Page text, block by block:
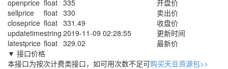
openprice float 335
开盘价
sellprice
float 330
卖出价
closeprice float 331.49
收盘价
updatetimestring 2019-11-09 02:28:55
更新时间
latestprice float 329.02
最新价
▼ 接口价格
本接口为按次计费类接口，如可用次数不足可购买天豆资源包>>